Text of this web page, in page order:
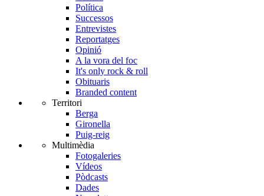
Política
Successos
Entrevistes
Reportatges
Opinió
A la vora del foc
It's only rock & roll
Obituaris
Branded content
Territori
Berga
Gironella
Puig-reig
Multimèdia
Fotogaleries
Vídeos
Pòdcasts
Dades